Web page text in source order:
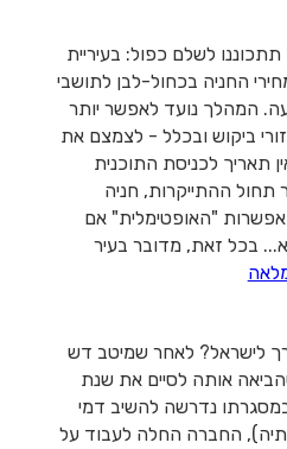
לשלם כפול: בעיריית
החניה בכחול-לבן לתושבי
₪6.30 ל-₪12 לשעה. המהלך נועד לאפשר יותר
ביקוש ובכלל - לצמצם את
תאריך לכניסת התוכנית
תחול ההתייקרות, חניה
"האופטימלית" אם
בכל זאת, מדובר בעיר
לישראל? לאחר שמיטב דש
אותה לסיים את שנת
(במסגרתו נדרשה להשיב דמי
החברה החלה לעבוד על